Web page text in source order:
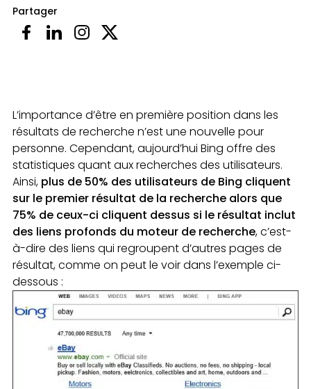
Partager
L’importance d’être en première position dans les
résultats de recherche n’est une nouvelle pour
personne. Cependant, aujourd’hui Bing offre des
statistiques quant aux recherches des utilisateurs.
Ainsi, plus de 50% des utilisateurs de Bing cliquent
sur le premier résultat de la recherche alors que
75% de ceux-ci cliquent dessus si le résultat inclut
des liens profonds du moteur de recherche, c’est-
à-dire des liens qui regroupent d’autres pages de
résultat, comme on peut le voir dans l’exemple ci-
dessous :